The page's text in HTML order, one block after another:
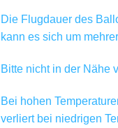
Die Flugdauer des
kann es sich um
Bitte nicht in der Nähe
Bei hohen
verliert bei niedrigen